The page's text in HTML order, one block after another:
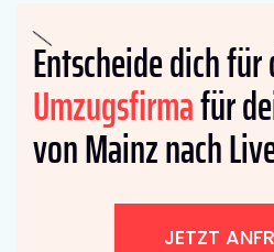
Entscheide dich
Umzugsfirmafür
von Mainz nach
JETZT